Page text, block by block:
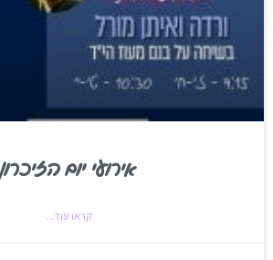
אירועי יום הזיכרון
קראו עוד...